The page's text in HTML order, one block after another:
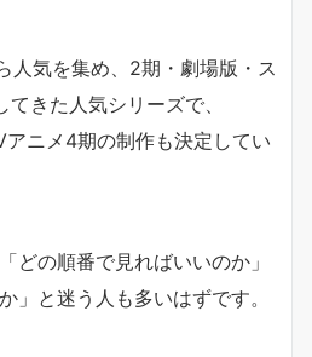
人気を集め、2期・劇場版・ス
きた人気シリーズで、
ニメ4期の制作も決定してい
どの順番で見ればいいのか」
」と迷う人も多いはずです。